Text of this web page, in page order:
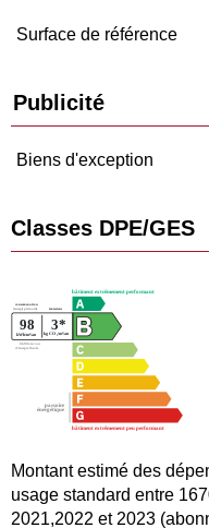
Surface de référence
Publicité
Biens d'exception
Classes DPE/GES
Montant estimé des
usage standard entre
2021,2022 et 2023